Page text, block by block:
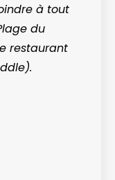
à tout
du
restaurant